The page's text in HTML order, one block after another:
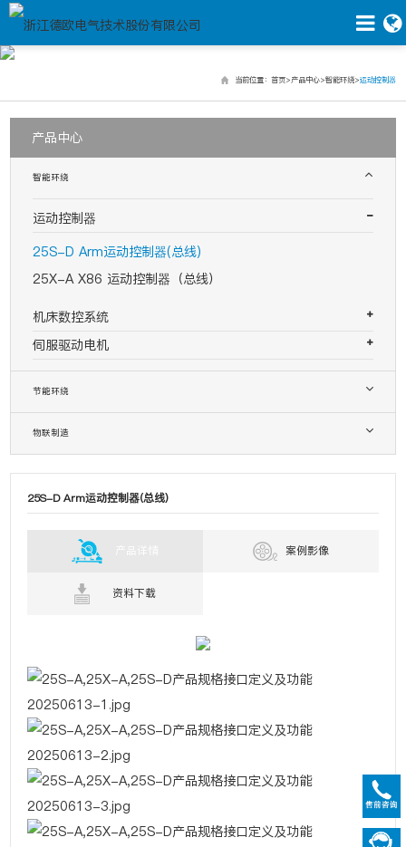
当前位置： 首页> 产品中心>智能环绕>运动控制器
产品中心
智能环绕
运动控制器
25S-D Arm运动控制器(总线)
25X-A X86 运动控制器（总线）
机床数控系统
伺服驱动电机
节能环绕
物联制造
25S-D Arm运动控制器(总线)
案例影像
资料下载